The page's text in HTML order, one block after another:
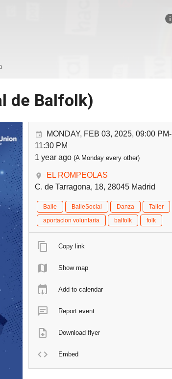
de Balfolk)
MONDAY, FEB 03, 2025, 09:00 PM-
11:30 PM
1 year ago (A Monday every other)
EL ROMPEOLAS
C. de Tarragona, 18, 28045 Madrid
Baile BaileSocial Danza
Taller
aportacion voluntaria
balfolk folk
Copy link
Show map
Add to calendar
Report event
Download flyer
Embed